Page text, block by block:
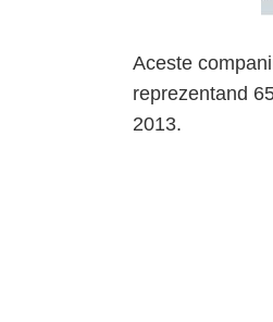
Aceste
reprezentand
2013.